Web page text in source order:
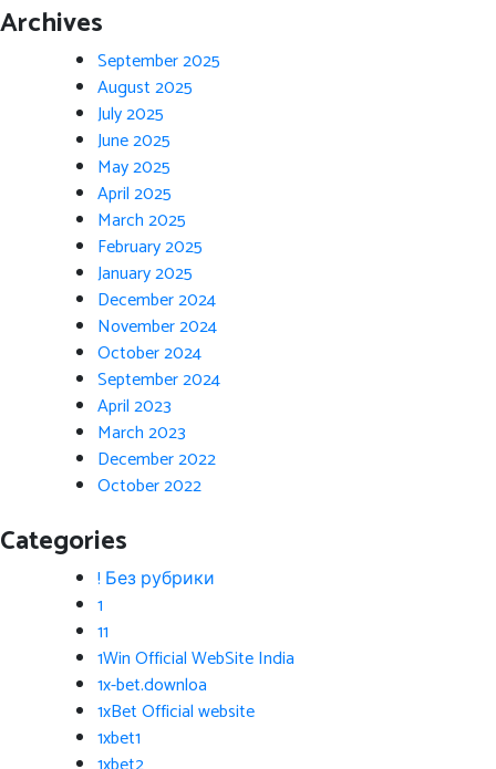
Archives
September 2025
August 2025
July 2025
June 2025
May 2025
April 2025
March 2025
February 2025
January 2025
December 2024
November 2024
October 2024
September 2024
April 2023
March 2023
December 2022
October 2022
Categories
! Без рубрики
1
11
1Win Official WebSite India
1x-bet.downloa
1xBet Official website
1xbet1